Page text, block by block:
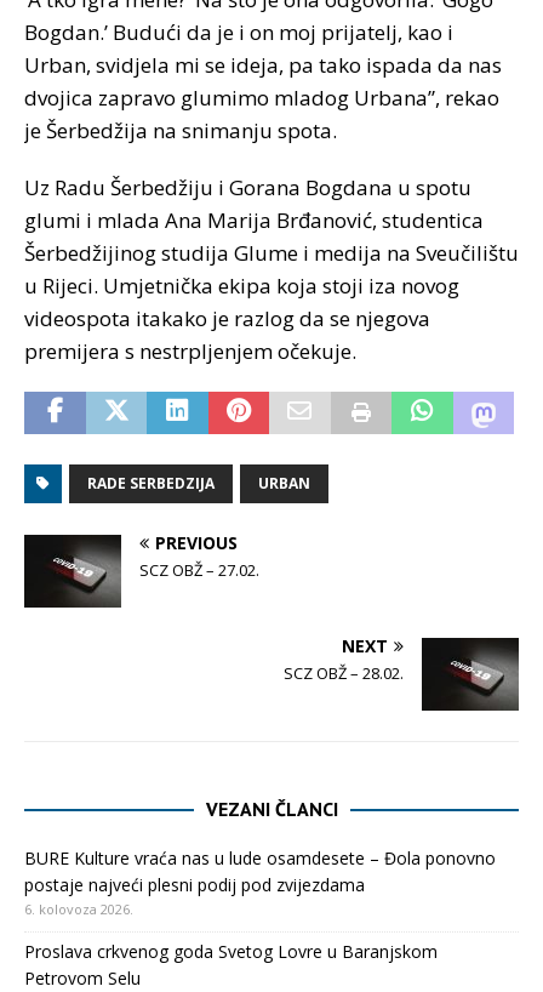
Bogdan.’ Budući da je i on moj prijatelj, kao i
Urban, svidjela mi se ideja, pa tako ispada da nas
dvojica zapravo glumimo mladog Urbana”, rekao
je Šerbedžija na snimanju spota.
Uz Radu Šerbedžiju i Gorana Bogdana u spotu
glumi i mlada Ana Marija Brđanović, studentica
Šerbedžijinog studija Glume i medija na Sveučilištu
u Rijeci. Umjetnička ekipa koja stoji iza novog
videospota itakako je razlog da se njegova
premijera s nestrpljenjem očekuje.
RADE SERBEDZIJA URBAN
PREVIOUS
SCZ OBŽ – 27.02.
NEXT
SCZ OBŽ – 28.02.
VEZANI ČLANCI
BURE Kulture vraća nas u lude osamdesete – Đola ponovno
postaje najveći plesni podij pod zvijezdama
6. kolovoza 2026.
Proslava crkvenog goda Svetog Lovre u Baranjskom
Petrovom Selu